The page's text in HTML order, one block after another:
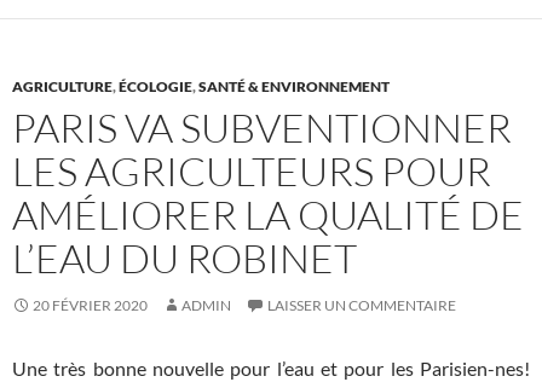
AGRICULTURE,ÉCOLOGIE,SANTÉ & ENVIRONNEMENT
PARIS VA SUBVENTIONNER
LES AGRICULTEURS POUR
AMÉLIORER LA QUALITÉ DE
L’EAU DU ROBINET
20 FÉVRIER 2020 ADMIN LAISSER UN COMMENTAIRE
Une très bonne nouvelle pour l’eau et pour les Parisien-nes!